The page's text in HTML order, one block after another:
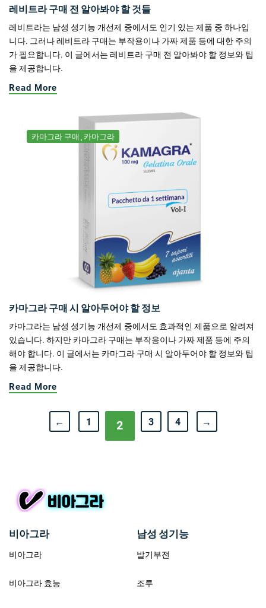
레비트라 구매 전 알아봐야 할 것들
레비트라는 남성 성기능 개선제 중에서도 인기 있는 제품 중 하나입
니다. 그러나 레비트라 구매는 부작용이나 가짜 제품 등에 대한 주의
가 필요합니다. 이 글에서는 레비트라 구매 전 알아봐야 할 정보와 팁
을 제공합니다.
Read More
카마그라 구매 카마그라
카마그라 구매 시 알아두어야 할 정보
카마그라는 남성 성기능 개선제 중에서도 효과적인 제품으로 알려져
있습니다. 하지만 카마그라 구매는 부작용이나 가짜 제품 등에 주의
해야 합니다. 이 글에서는 카마그라 구매 시 알아두어야 할 정보와 팁
을 제공합니다.
Read More
← 1 2 3 4 →
비아그라
비아그라
비아그라 효능
남성 성기능
발기부전
조루